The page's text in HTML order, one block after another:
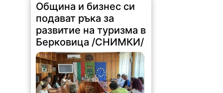
Община и бизнес си
подават ръка за
развитие на туризма в
Берковица /СНИМКИ/